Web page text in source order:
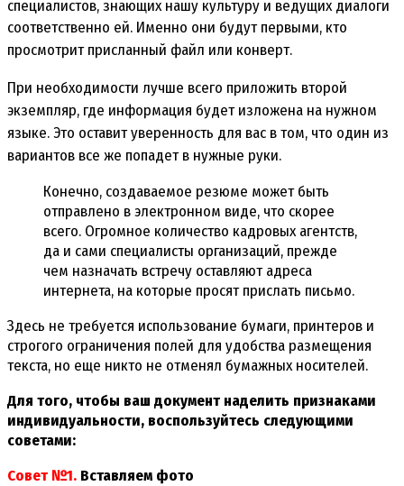
специалистов, знающих нашу культуру и ведущих диалоги
соответственно ей. Именно они будут первыми, кто
просмотрит присланный файл или конверт.
При необходимости лучше всего приложить второй
экземпляр, где информация будет изложена на нужном
языке. Это оставит уверенность для вас в том, что один из
вариантов все же попадет в нужные руки.
Конечно, создаваемое резюме может быть
отправлено в электронном виде, что скорее
всего. Огромное количество кадровых агентств,
да и сами специалисты организаций, прежде
чем назначать встречу оставляют адреса
интернета, на которые просят прислать письмо.
Здесь не требуется использование бумаги, принтеров и
строгого ограничения полей для удобства размещения
текста, но еще никто не отменял бумажных носителей.
Для того, чтобы ваш документ наделить признаками
индивидуальности, воспользуйтесь следующими
советами:
Совет №1. Вставляем фото